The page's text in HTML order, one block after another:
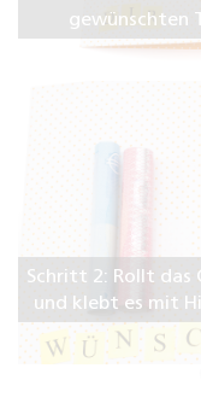
gewünschten
Schritt 2: Rollt das
und klebt es mit